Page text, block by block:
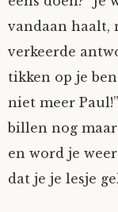
Sunniva
Tim-
Tom Mathys
vandaan haalt,
verkeerde
tikken op je
niet meer
billen nog
en word je
dat je je lesje